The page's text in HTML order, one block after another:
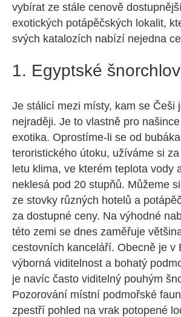
vybírat ze stále cenově
exotických potápěčských lokalit,
svých katalozích nabízí nejedna
1. Egyptské
Je stálicí mezi místy, kam se Češi
nejraději. Je to vlastně pro
exotika. Oprostíme-li se od
teroristického útoku, užíváme si
letu klima, ve kterém teplota vody
neklesá pod 20 stupňů. Můžeme
ze stovky různých hotelů a
za dostupné ceny. Na výhodné
této zemi se dnes zaměřuje
cestovních kanceláří. Obecně je v
výborná viditelnost a bohatý
je navíc často viditelný pouhým
Pozorování místní podmořské
zpestří pohled na vrak potopené